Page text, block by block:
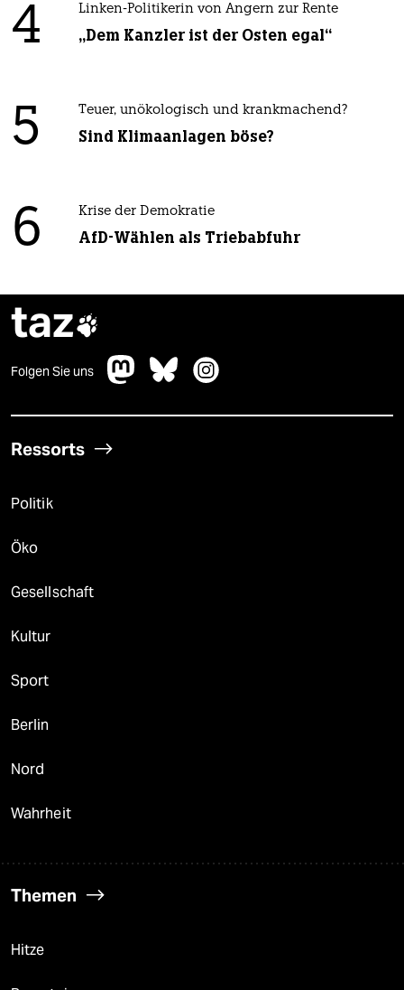
4 Linken-Politikerin von Angern zur Rente
„Dem Kanzler ist der Osten egal“
5 Teuer, unökologisch und krankmachend?
Sind Klimaanlagen böse?
6 Krise der Demokratie
AfD-Wählen als Triebabfuhr
taz
Folgen Sie uns
Ressorts
Politik
Öko
Gesellschaft
Kultur
Sport
Berlin
Nord
Wahrheit
Themen
Hitze